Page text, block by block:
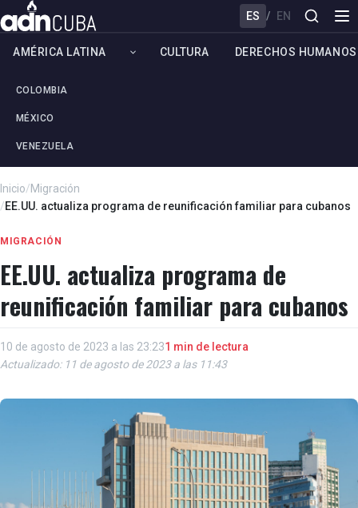
ES / EN
AMÉRICA LATINA
COLOMBIA
MÉXICO
VENEZUELA
CULTURA DERECHOS HUMANOS
Inicio/Migración
/EE.UU. actualiza programa de reunificación familiar para cubanos
MIGRACIÓN
EE.UU. actualiza programa de
reunificación familiar para cubanos
10 de agosto de 2023 a las 23:231 min de lectura
Actualizado: 11 de agosto de 2023 a las 11:43